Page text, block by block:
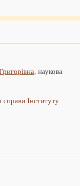
, наукова
справиІнституту